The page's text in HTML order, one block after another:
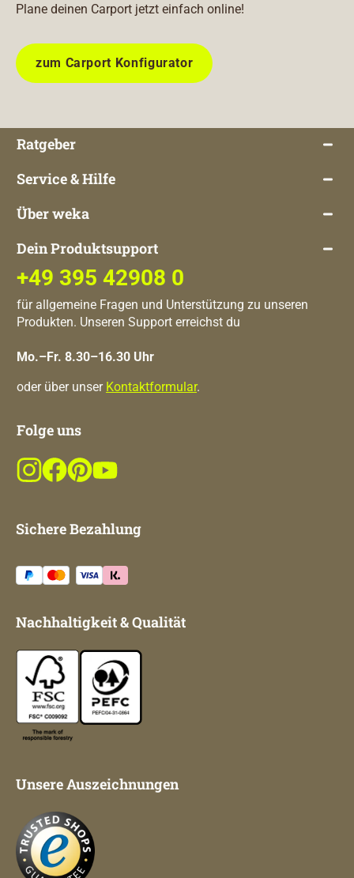
Plane deinen Carport jetzt einfach online!
zum Carport Konfigurator
Ratgeber
Service & Hilfe
Über weka
Dein Produktsupport
+49 395 42908 0
für allgemeine Fragen und Unterstützung zu unseren
Produkten. Unseren Support erreichst du
Mo.–Fr. 8.30–16.30 Uhr
oder über unser Kontaktformular.
Folge uns
Sichere Bezahlung
Nachhaltigkeit & Qualität
Unsere Auszeichnungen